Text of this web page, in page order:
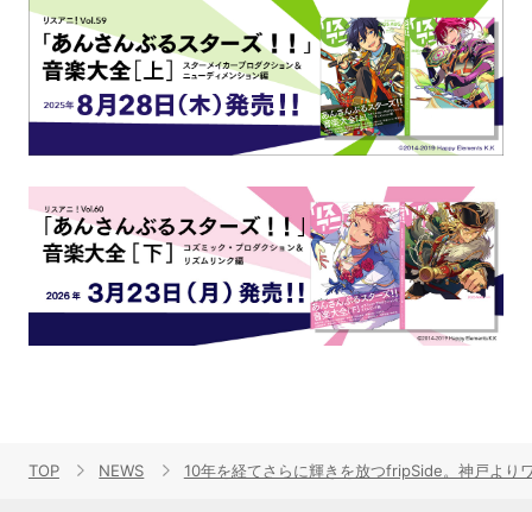
TOP NEWS 10年を経てさらに輝きを放つfripSide。神戸より